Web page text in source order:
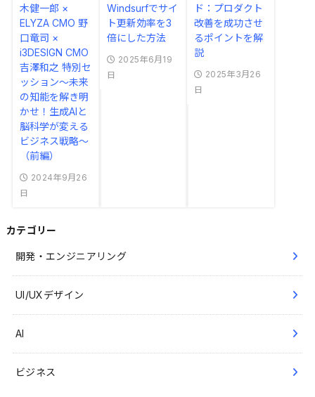
木健一郎 ×
ELYZA CMO 野
口竜司 ×
i3DESIGN CMO
吉澤和之 特別セ
ッション～未来
の知能を解き明
かせ！生成AIと
脳科学が変える
ビジネス戦略～
（前編）
2024年9月26
日
Windsurfでサイ
ト更新効率を3
倍にした方法
2025年6月19
日
ド：プロダクト
改善を成功させ
るポイントを解
説
2025年3月26
日
カテゴリー
開発・エンジニアリング
UI/UXデザイン
AI
ビジネス